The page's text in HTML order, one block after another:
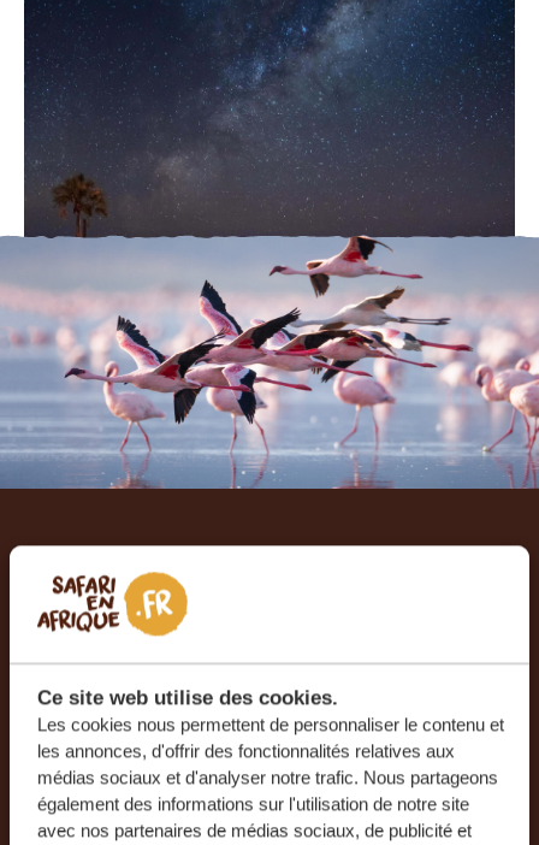
Ce site web utilise des cookies.
Les cookies nous permettent de personnaliser le contenu et
les annonces, d'offrir des fonctionnalités relatives aux
médias sociaux et d'analyser notre trafic. Nous partageons
également des informations sur l'utilisation de notre site
avec nos partenaires de médias sociaux, de publicité et
Laissez-nous créer votre
voyage sur mesure
RECEVEZ UN DEVIS GRATUIT, SANS
ENGAGEMENT
PLANIFIEZ VOTRE AVENTURE